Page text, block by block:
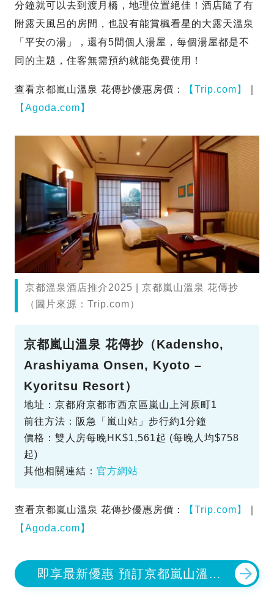
分鐘就可以去到渡月橋，地理位置絕佳！酒店隨了有
附露天風呂的房間，也設有能賞楓看星的大露天溫泉
「平安の湯」，還有5間個人湯屋，每個湯屋都是不
同的主題，住客無需預約就能免費使用！
查看京都嵐山溫泉 花傳抄優惠房價： 【Trip.com】
【Agoda.com】
京都溫泉酒店推介2025 | 京都嵐山溫泉 花傳抄
（圖片來源：Trip.com）
京都嵐山溫泉 花傳抄（Kadensho,
Arashiyama Onsen, Kyoto –
Kyoritsu Resort）
地址：京都府京都市西京區嵐山上河原町1
前往方法：阪急「嵐山站」步行約1分鐘
價格：雙人房每晚HK$1,561起 (每晚人均$758
起)
其他相關連結： 官方網站
查看京都嵐山溫泉 花傳抄優惠房價： 【Trip.com】
【Agoda.com】
即享最新優惠 預訂京都嵐山溫泉
花傳抄